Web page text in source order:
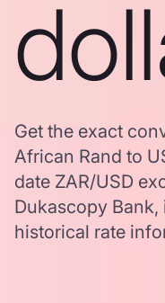
Get the exact
African Rand to
date ZAR/USD
Dukascopy
historical rate